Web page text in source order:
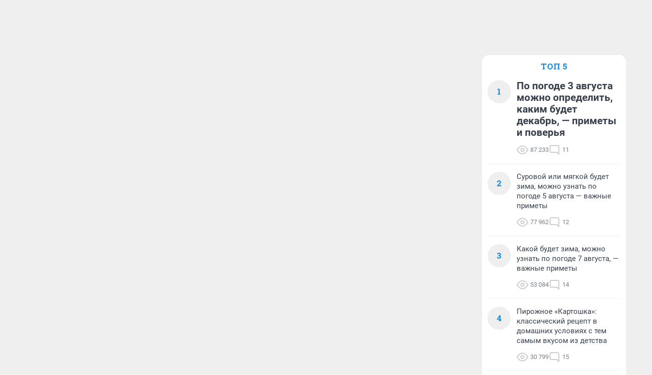
ТОП 5
1
По погоде 3 августа
можно определить,
каким будет
декабрь, — приметы
и поверья
87 233 11
2
Суровой или мягкой будет
зима, можно узнать по
погоде 5 августа — важные
приметы
77 962 12
3
Какой будет зима, можно
узнать по погоде 7 августа, —
важные приметы
53 084 14
4
Пирожное «Картошка»:
классический рецепт в
домашних условиях с тем
самым вкусом из детства
30 799 15